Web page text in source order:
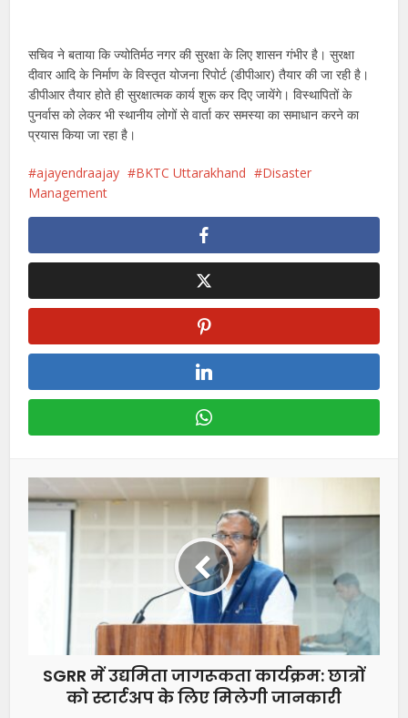
सचिव ने बताया कि ज्योतिर्मठ नगर की सुरक्षा के लिए शासन गंभीर है। सुरक्षा
दीवार आदि के निर्माण के विस्तृत योजना रिपोर्ट (डीपीआर) तैयार की जा रही है।
डीपीआर तैयार होते ही सुरक्षात्मक कार्य शुरू कर दिए जायेंगे। विस्थापितों के
पुनर्वास को लेकर भी स्थानीय लोगों से वार्ता कर समस्या का समाधान करने का
प्रयास किया जा रहा है।
ajayendraajay BKTC Uttarakhand
Disaster
Management
SGRR में उद्यमिता जागरूकता कार्यक्रम: छात्रों
को स्टार्टअप के लिए मिलेगी जानकारी